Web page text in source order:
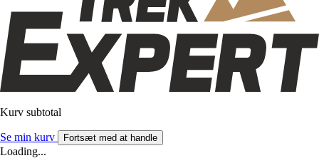
Kurv subtotal
Se min kurv Fortsæt med at handle
Loading...